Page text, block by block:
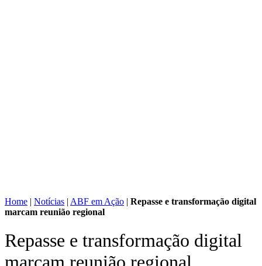
Home | Notícias | ABF em Ação | Repasse e transformação digital
marcam reunião regional
Repasse e transformação digital